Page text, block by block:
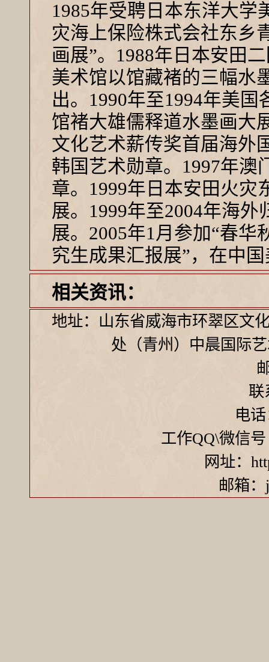
1985年受聘日本东洋大学
灾海上保险株式会社东乡
画展”。1988年日本安田
美术馆以馆藏褚的三幅水
出。1990年至1994年美
馆褚大雄儒释道水墨画大
文化艺术薪传奖首届海外
韩国艺术勋章。1997年澳
章。1999年日本安田火灾
展。1999年至2004年海
展。2005年1月参加“春
究生成果汇报展”，在中
相关资讯：
地址：山东省威海市环翠区文
处（青州）中晨国际
联
电
工作QQ\微信号
网址：
邮箱：